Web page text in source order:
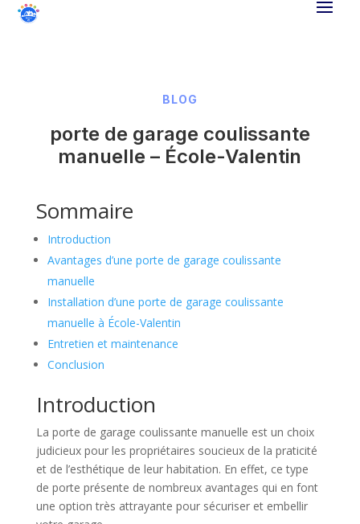
BLOG
porte de garage coulissante
manuelle – École-Valentin
Sommaire
Introduction
Avantages d’une porte de garage coulissante
manuelle
Installation d’une porte de garage coulissante
manuelle à École-Valentin
Entretien et maintenance
Conclusion
Introduction
La porte de garage coulissante manuelle est un choix
judicieux pour les propriétaires soucieux de la praticité
et de l’esthétique de leur habitation. En effet, ce type
de porte présente de nombreux avantages qui en font
une option très attrayante pour sécuriser et embellir